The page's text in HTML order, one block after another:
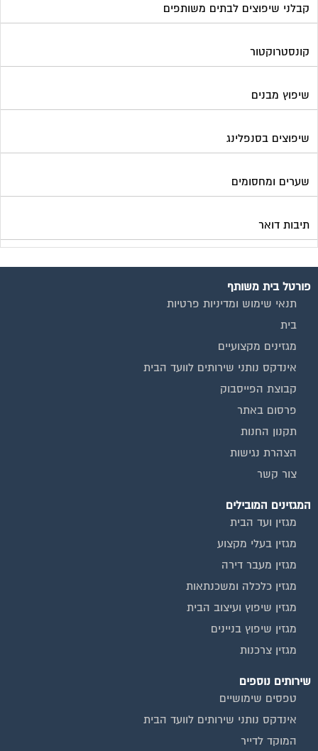
קבלני שיפוצים לבתים משותפים
קונסטרוקטור
שיפוץ מבנים
שיפוצים בסנפלינג
שערים ומחסומים
תיבות דואר
פורטל בית משותף
תנאי שימוש ומדיניות פרטיות
בית
מגזינים מקצועיים
אינדקס נותני שירותים לוועד הבית
קבוצת הפייסבוק
פרסום באתר
תקנון החנות
הצהרת נגישות
צור קשר
המגזינים המובילים
מגזין ועד הבית
מגזין בעלי מקצוע
מגזין מעבר דירה
מגזין כלכלה ומשכנתאות
מגזין שיפוץ ועיצוב הבית
מגזין שיפוץ בניינים
מגזין צרכנות
שירותים נוספים
טפסים שימושיים
אינדקס נותני שירותים לוועד הבית
המוקד לדייר